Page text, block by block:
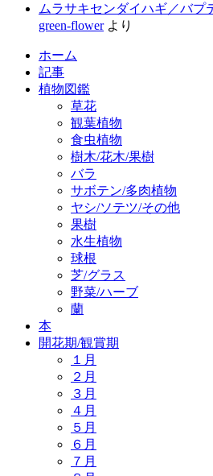
ムラサキセンダイハギ／バプ
green-flowerより
ホーム
記事
植物図鑑
草花
観葉植物
食虫植物
樹木/花木/果樹
バラ
サボテン/多肉植物
ヤシ/ソテツ/その他
果樹
水生植物
球根
芝/グラス
野菜/ハーブ
蘭
本
開花期/観賞期
１月
２月
３月
４月
５月
６月
７月